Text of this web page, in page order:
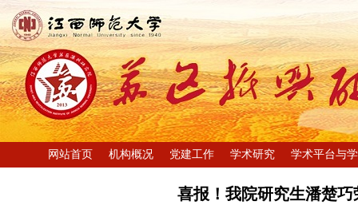
网站首页 机构概况 党建工作 学术研究 学术平台与
喜报！我院研究生潘楚